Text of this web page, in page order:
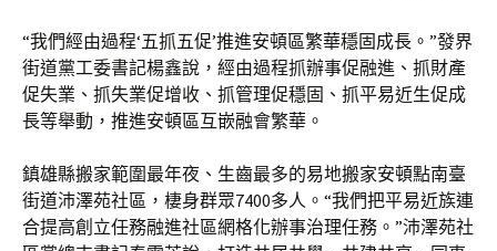
“我們經由過程‘五抓五促’推進安頓區繁華穩固成長。”發界
街道黨工委書記楊鑫說，經由過程抓辦事促融進、抓財產
促失業、抓失業促增收、抓管理促穩固、抓平易近生促成
長等舉動，推進安頓區互嵌融會繁華。
鎮雄縣搬家範圍最年夜、生齒最多的易地搬家安頓點南臺
街道沛澤苑社區，棲身群眾7400多人。“我們把平易近族連
合提高創立任務融進社區網格化辦事治理任務。”沛澤苑社